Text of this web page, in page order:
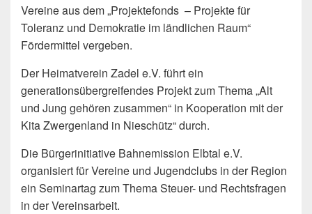
Vereine aus dem „Projektefonds – Projekte für
Toleranz und Demokratie im ländlichen Raum“
Fördermittel vergeben.
Der Heimatverein Zadel e.V. führt ein
generationsübergreifendes Projekt zum Thema „Alt
und Jung gehören zusammen“ in Kooperation mit der
Kita Zwergenland in Nieschütz“ durch.
Die Bürgerinitiative Bahnemission Elbtal e.V.
organisiert für Vereine und Jugendclubs in der Region
ein Seminartag zum Thema Steuer- und Rechtsfragen
in der Vereinsarbeit.